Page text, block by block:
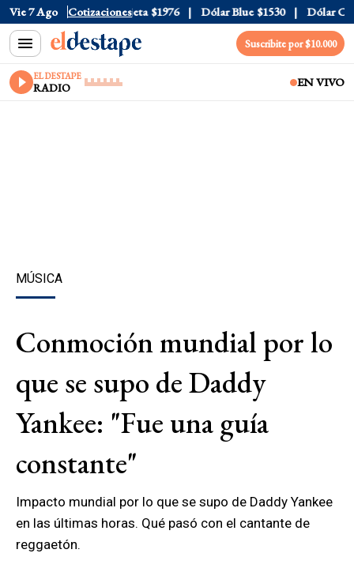
Vie 7 Ago Cotizaciones
$1520 Dólar Tarjeta $1976 Dólar Blue $1530 Dólar CCL
Suscribite por $10.000
EL DESTAPE
RADIO EN VIVO
MÚSICA
Conmoción mundial por lo
que se supo de Daddy
Yankee: "Fue una guía
constante"
Impacto mundial por lo que se supo de Daddy Yankee
en las últimas horas. Qué pasó con el cantante de
reggaetón.